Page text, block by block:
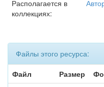
Располагается в
коллекциях:
Файлы этого ресурса:
Файл
Размер